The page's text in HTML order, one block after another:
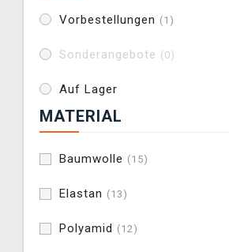
Vorbestellungen (1)
Sonderangebote (0)
Auf Lager
MATERIAL
Baumwolle (15)
Elastan (13)
Polyamid (12)